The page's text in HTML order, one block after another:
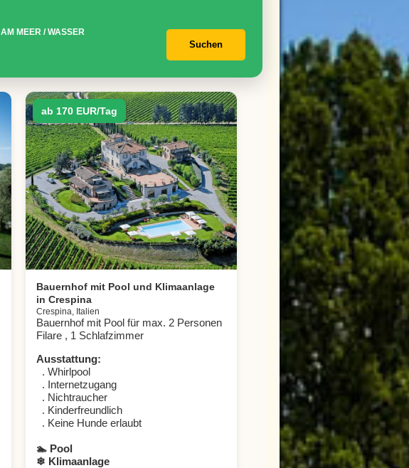
AM MEER / WASSER
Suchen
ab 170 EUR/Tag
Bauernhof mit Pool und Klimaanlage
in Crespina
Crespina, Italien
Bauernhof mit Pool für max. 2 Personen
Filare , 1 Schlafzimmer
Ausstattung:
. Whirlpool
. Internetzugang
. Nichtraucher
. Kinderfreundlich
. Keine Hunde erlaubt
🏊 Pool
❄ Klimaanlage